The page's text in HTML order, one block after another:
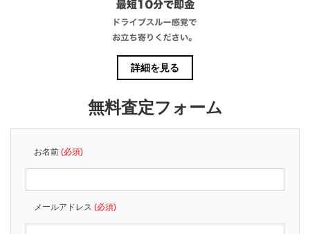
詳細を見る
無料査定フォーム
お名前 (必須)
メールアドレス (必須)